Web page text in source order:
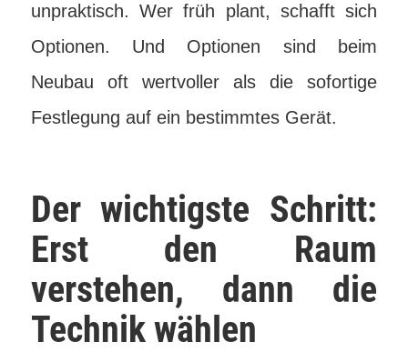
unpraktisch. Wer früh plant, schafft sich
Optionen. Und Optionen sind beim
Neubau oft wertvoller als die sofortige
Festlegung auf ein bestimmtes Gerät.
Der wichtigste Schritt:
Erst den Raum
verstehen, dann die
Technik wählen